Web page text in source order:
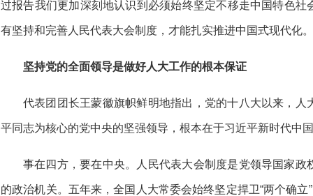
过报告我们更加深刻地认识到必须始终坚定不移走中国特色
有坚持和完善人民代表大会制度，才能扎实推进中国式现代化。
坚持党的全面领导是做好人大工作的根本保证
代表团团长王蒙徽旗帜鲜明地指出，党的十八大以来，
平同志为核心的党中央的坚强领导，根本在于习近平新时代中
事在四方，要在中央。人民代表大会制度是党领导国家
的政治机关。五年来，全国人大常委会始终坚定捍卫“两个确立